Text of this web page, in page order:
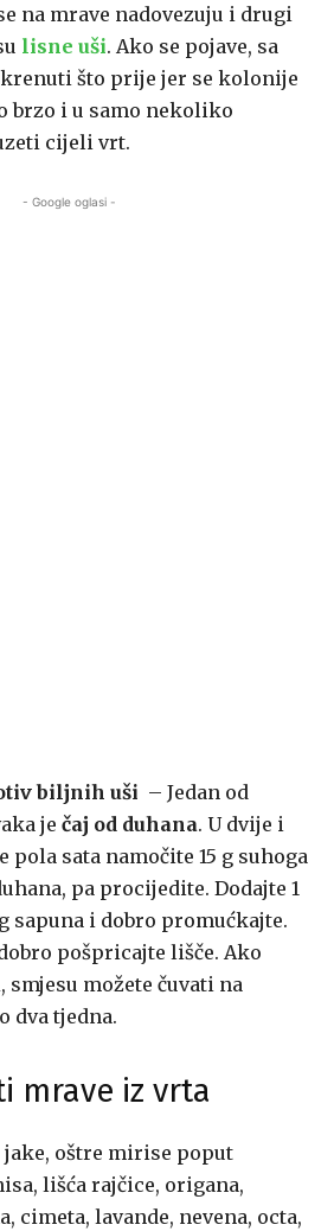
na mrave nadovezuju i drugi
lisne uši. Ako se pojave, sa
što prije jer se kolonije
brzo i u samo nekoliko
cijeli vrt.
- Google oglasi -
biljnih uši – Jedan od
je čaj od duhana. U dvije i
sata namočite 15 g suhoga
pa procijedite. Dodajte 1
sapuna i dobro promućkajte.
pošpricajte lišče. Ako
možete čuvati na
dva tjedna.
mrave iz vrta
oštre mirise poput
lišća rajčice, origana,
cimeta, lavande, nevena, octa,